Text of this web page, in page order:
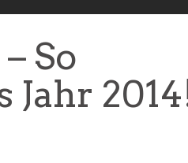
So
Jahr